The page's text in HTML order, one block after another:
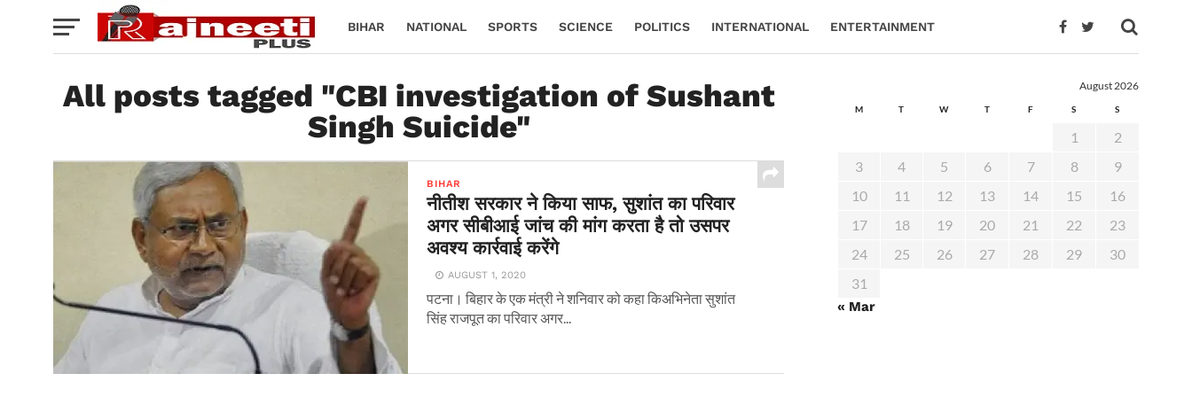
BIHAR NATIONAL SPORTS SCIENCE POLITICS INTERNATIONAL ENTERTAINMENT
All posts tagged "CBI investigation of Sushant
Singh Suicide"
BIHAR
नीतीश सरकार ने किया साफ, सुशांत का परिवार
अगर सीबीआई जांच की मांग करता है तो उसपर
अवश्य कार्रवाई करेंगे
AUGUST 1, 2020
पटना। बिहार के एक मंत्री ने शनिवार को कहा किअभिनेता सुशांत
सिंह राजपूत का परिवार अगर...
August 2026
M T W T F S S
1
2
3
4 5 6 7 8
9
10
11 12 13 14 15
16
17
18 19 20 21 22
23
24
25 26 27 28 29
30
31
« Mar